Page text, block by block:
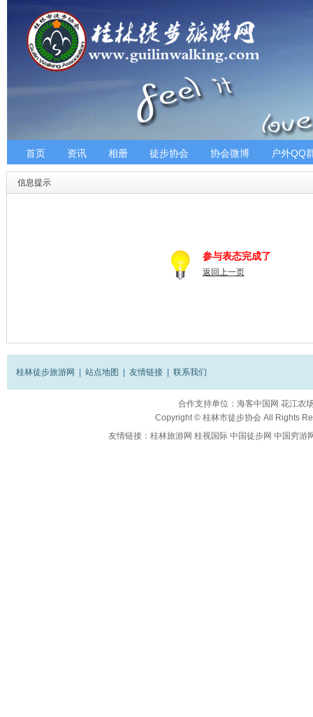
首页 资讯 相册 徒步协会 协会微博 户外QQ
信息提示
参与表态完成了
返回上一页
桂林徒步旅游网 站点地图 友情链接 联系我们
合作支持单位： 海客中国网 花江农
Copyright © 桂林市徒步协会All Rights
友情链接： 桂林旅游网 桂视国际 中国徒步网 中国穷游